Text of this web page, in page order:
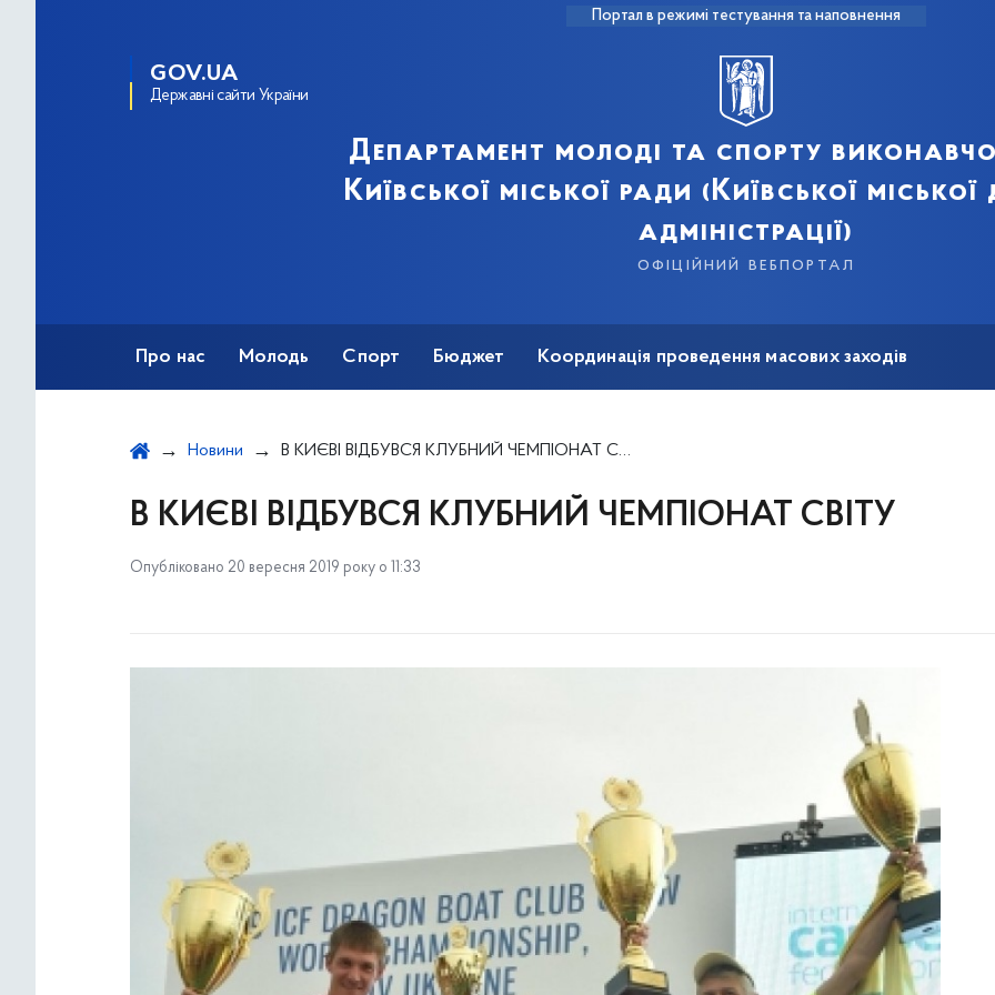
Портал в режимі тестування та наповнення
GOV.UA
Державні сайти України
Департамент молоді та спорту
Київської міської ради (Київської
адміністрації)
офіційний вебпортал
Про нас Молодь Спорт Бюджет Координація проведення масових заходів
Новини В КИЄВІ ВІДБУВСЯ КЛУБНИЙ ЧЕМПІОНАТ СВІТУ
В КИЄВІ ВІДБУВСЯ КЛУБНИЙ ЧЕМПІОНАТ СВІТУ
Опубліковано 20 вересня 2019 року о 11:33